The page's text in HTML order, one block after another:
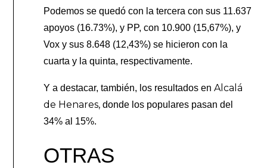
Podemos se quedó con la tercera con sus 11.637
apoyos (16.73%), y PP, con 10.900 (15,67%), y
Vox y sus 8.648 (12,43%) se hicieron con la
cuarta y la quinta, respectivamente.
Y a destacar, también, los resultados enAlcalá
de Henares, donde los populares pasan del
34% al 15%.
OTRAS